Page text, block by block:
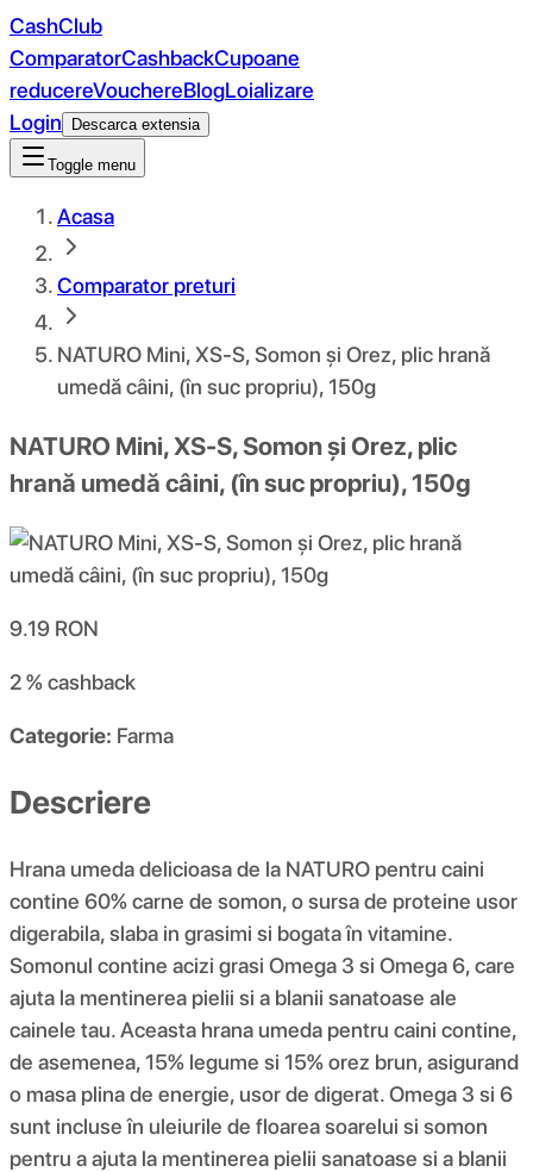
CashClub
ComparatorCashbackCupoane
reducereVouchereBlogLoializare
Login
Descarca extensia
Toggle menu
Acasa
Comparator preturi
NATURO Mini, XS-S, Somon și Orez, plic hrană
umedă câini, (în suc propriu), 150g
NATURO Mini, XS-S, Somon și Orez, plic
hrană umedă câini, (în suc propriu), 150g
9.19 RON
2 %cashback
Categorie: Farma
Descriere
Hrana umeda delicioasa de la NATURO pentru caini
contine 60% carne de somon, o sursa de proteine usor
digerabila, slaba in grasimi si bogata în vitamine.
Somonul contine acizi grasi Omega 3 si Omega 6, care
ajuta la mentinerea pielii si a blanii sanatoase ale
cainele tau. Aceasta hrana umeda pentru caini contine,
de asemenea, 15% legume si 15% orez brun, asigurand
o masa plina de energie, usor de digerat. Omega 3 si 6
sunt incluse în uleiurile de floarea soarelui si somon
pentru a ajuta la mentinerea pielii sanatoase si a blanii